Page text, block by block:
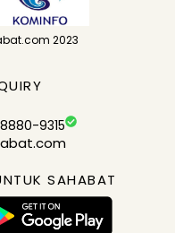
2023
9315
SAHABAT